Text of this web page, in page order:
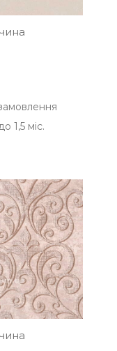
1,5 міс.